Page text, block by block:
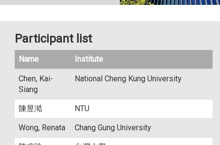
Participant list
Name Institute
Chen, Kai-
Siang
National Cheng Kung University
陳昱澔 NTU
Wong, Renata Chang Gung University